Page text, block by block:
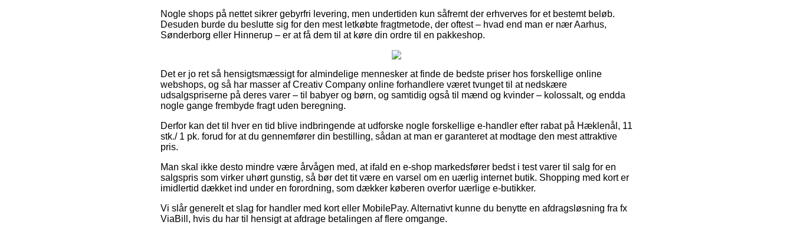
Nogle shops på nettet sikrer gebyrfri levering, men undertiden kun såfremt der erhverves for et bestemt beløb.
Desuden burde du beslutte sig for den mest letkøbte fragtmetode, der oftest – hvad end man er nær Aarhus,
Sønderborg eller Hinnerup – er at få dem til at køre din ordre til en pakkeshop.
Det er jo ret så hensigtsmæssigt for almindelige mennesker at finde de bedste priser hos forskellige online
webshops, og så har masser af Creativ Company online forhandlere været tvunget til at nedskære
udsalgspriserne på deres varer – til babyer og børn, og samtidig også til mænd og kvinder – kolossalt, og endda
nogle gange frembyde fragt uden beregning.
Derfor kan det til hver en tid blive indbringende at udforske nogle forskellige e-handler efter rabat på Hæklenål, 11
stk./ 1 pk. forud for at du gennemfører din bestilling, sådan at man er garanteret at modtage den mest attraktive
pris.
Man skal ikke desto mindre være årvågen med, at ifald en e-shop markedsfører bedst i test varer til salg for en
salgspris som virker uhørt gunstig, så bør det tit være en varsel om en uærlig internet butik. Shopping med kort er
imidlertid dækket ind under en forordning, som dækker køberen overfor uærlige e-butikker.
Vi slår generelt et slag for handler med kort eller MobilePay. Alternativt kunne du benytte en afdragsløsning fra fx
ViaBill, hvis du har til hensigt at afdrage betalingen af flere omgange.